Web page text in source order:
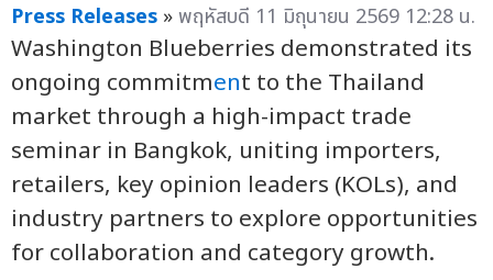
Press Releases »พฤหัสบดี 11 มิถุนายน 2569 12:28 น.
Washington Blueberries demonstrated its
ongoing commitment to the Thailand
market through a high-impact trade
seminar in Bangkok, uniting importers,
retailers, key opinion leaders (KOLs), and
industry partners to explore opportunities
for collaboration and category growth.